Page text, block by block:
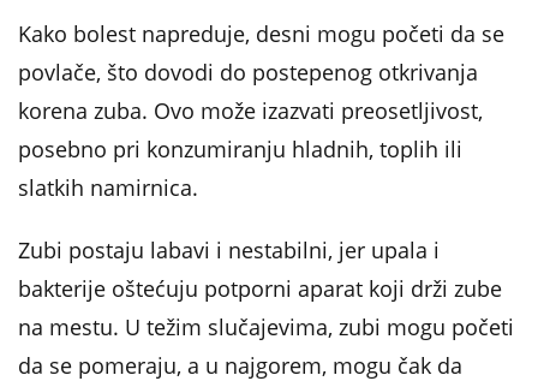
Kako bolest napreduje, desni mogu početi da se
povlače, što dovodi do postepenog otkrivanja
korena zuba. Ovo može izazvati preosetljivost,
posebno pri konzumiranju hladnih, toplih ili
slatkih namirnica.
Zubi postaju labavi i nestabilni, jer upala i
bakterije oštećuju potporni aparat koji drži zube
na mestu. U težim slučajevima, zubi mogu početi
da se pomeraju, a u najgorem, mogu čak da